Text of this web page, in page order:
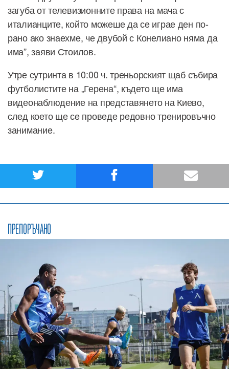
загуба от телевизионните права на мача с
италианците, който можеше да се играе ден по-
рано ако знаехме, че двубой с Конелиано няма да
има”, заяви Стоилов.
Утре сутринта в 10:00 ч. треньорският щаб събира
футболистите на „Герена“, където ще има
видеонаблюдение на представянето на Киево,
след което ще се проведе редовно тренировъчно
занимание.
ПРЕПОРЪЧАНО